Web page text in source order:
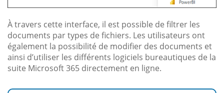
À travers cette interface, il est possible de filtrer les
documents par types de fichiers. Les utilisateurs ont
également la possibilité de modifier des documents et
ainsi d’utiliser les différents logiciels bureautiques de la
suite Microsoft 365 directement en ligne.